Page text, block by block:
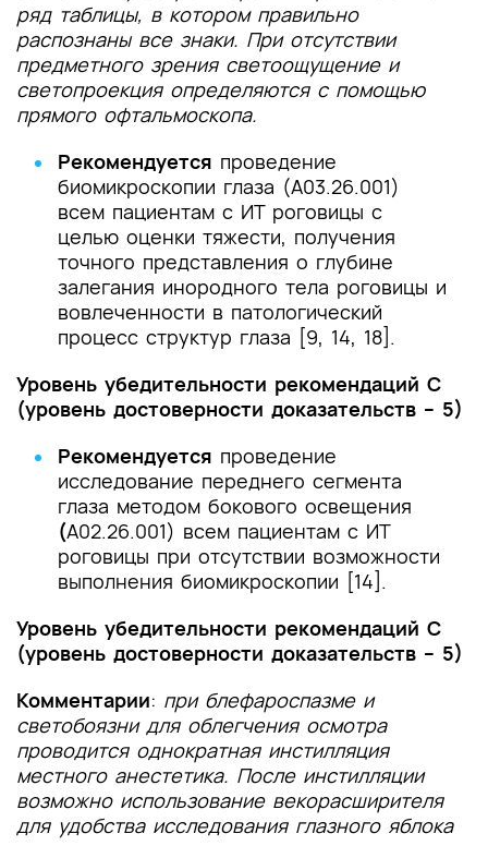
ряд таблицы, в котором правильно
распознаны все знаки. При отсутствии
предметного зрения светоощущение и
светопроекция определяются с помощью
прямого офтальмоскопа.
Рекомендуется проведение
биомикроскопии глаза (A03.26.001)
всем пациентам с ИТ роговицы с
целью оценки тяжести, получения
точного представления о глубине
залегания инородного тела роговицы и
вовлеченности в патологический
процесс структур глаза [9, 14, 18].
Уровень убедительности рекомендаций С
(уровень достоверности доказательств – 5)
Рекомендуется проведение
исследование переднего сегмента
глаза методом бокового освещения
(A02.26.001) всем пациентам с ИТ
роговицы при отсутствии возможности
выполнения биомикроскопии [14].
Уровень убедительности рекомендаций С
(уровень достоверности доказательств – 5)
Комментарии: при блефароспазме и
светобоязни для облегчения осмотра
проводится однократная инстилляция
местного анестетика. После инстилляции
возможно использование векорасширителя
для удобства исследования глазного яблока